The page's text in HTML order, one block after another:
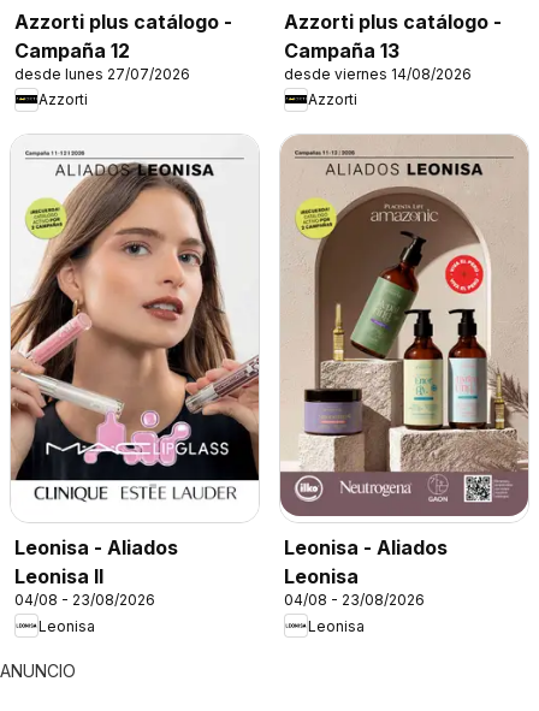
Azzorti plus catálogo -
Campaña 12
desde lunes 27/07/2026
Azzorti
Azzorti plus catálogo -
Campaña 13
desde viernes 14/08/2026
Azzorti
Leonisa - Aliados
Leonisa II
04/08 - 23/08/2026
Leonisa
Leonisa - Aliados
Leonisa
04/08 - 23/08/2026
Leonisa
ANUNCIO